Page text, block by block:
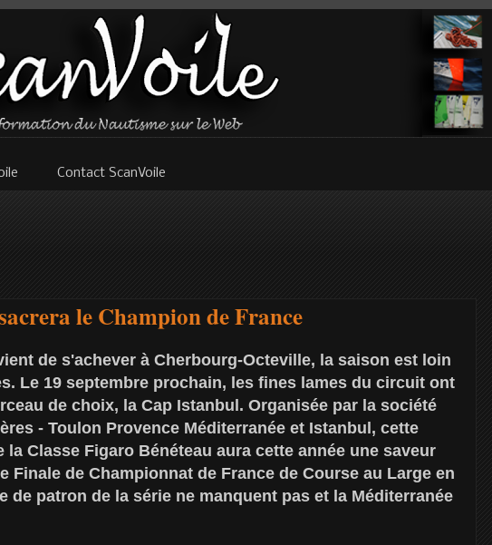
Contact ScanVoile
le Champion de France
de s'achever à Cherbourg-Octeville, la saison est loin
Le 19 septembre prochain, les fines lames du circuit ont
de choix, la Cap Istanbul. Organisée par la société
- Toulon Provence Méditerranée et Istanbul, cette
Classe Figaro Bénéteau aura cette année une saveur
Finale de Championnat de France de Course au Large en
de patron de la série ne manquent pas et la Méditerranée